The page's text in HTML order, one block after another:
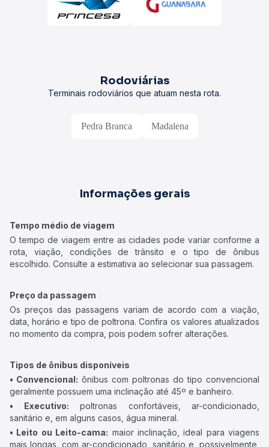
Rodoviárias
Terminais rodoviários que atuam nesta rota.
Pedra Branca Madalena
Informações gerais
Tempo médio de viagem
O tempo de viagem entre as cidades pode variar conforme a
rota, viação, condições de trânsito e o tipo de ônibus
escolhido. Consulte a estimativa ao selecionar sua passagem.
Preço da passagem
Os preços das passagens variam de acordo com a viação,
data, horário e tipo de poltrona. Confira os valores atualizados
no momento da compra, pois podem sofrer alterações.
Tipos de ônibus disponíveis
• Convencional: ônibus com poltronas do tipo convencional
geralmente possuem uma inclinação até 45º e banheiro.
• Executivo: poltronas confortáveis, ar-condicionado,
sanitário e, em alguns casos, água mineral.
• Leito ou Leito-cama: maior inclinação, ideal para viagens
mais longas, com ar-condicionado, sanitário e, possivelmente,